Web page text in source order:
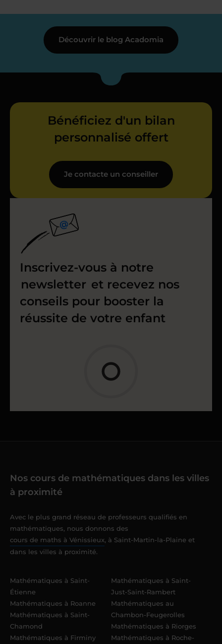
Découvrir le blog Acadomia
Bénéficiez d'un bilan
personnalisé offert
Je contacte un conseiller
Inscrivez-vous à notre
newsletter et recevez nos
conseils pour booster la
réussite de votre enfant
Nos cours de mathématiques dans les villes
à proximité
Avec le plus grand réseau de professeurs qualifiés en
mathématiques, nous donnons des
cours de maths à Vénissieux, à Saint-Martin-la-Plaine et
dans les villes à proximité.
Mathématiques à Saint-
Étienne
Mathématiques à Roanne
Mathématiques à Saint-
Chamond
Mathématiques à Firminy
Mathématiques à Saint-
Just-Saint-Rambert
Mathématiques au
Chambon-Feugerolles
Mathématiques à Riorges
Mathématiques à Roche-